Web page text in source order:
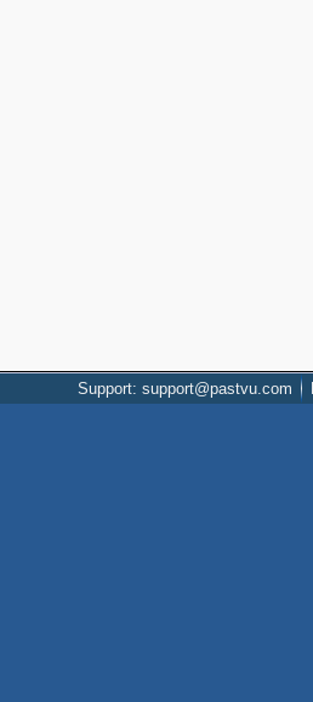
Support: support@pastvu.com